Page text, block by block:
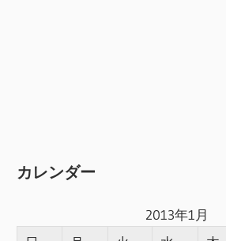
カレンダー
2013年1月